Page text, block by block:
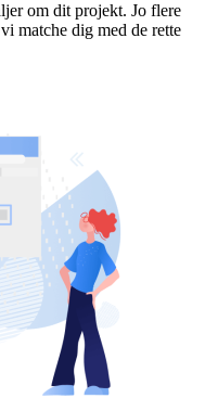
om dit projekt. Jo flere
matche dig med de rette